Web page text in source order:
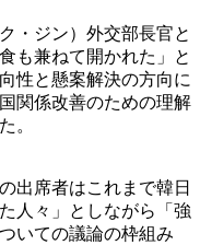
・ジン）外交部長官と
も兼ねて開かれた」と
性と懸案解決の方向に
関係改善のための理解
。
出席者はこれまで韓日
人々」としながら「強
いての議論の枠組み